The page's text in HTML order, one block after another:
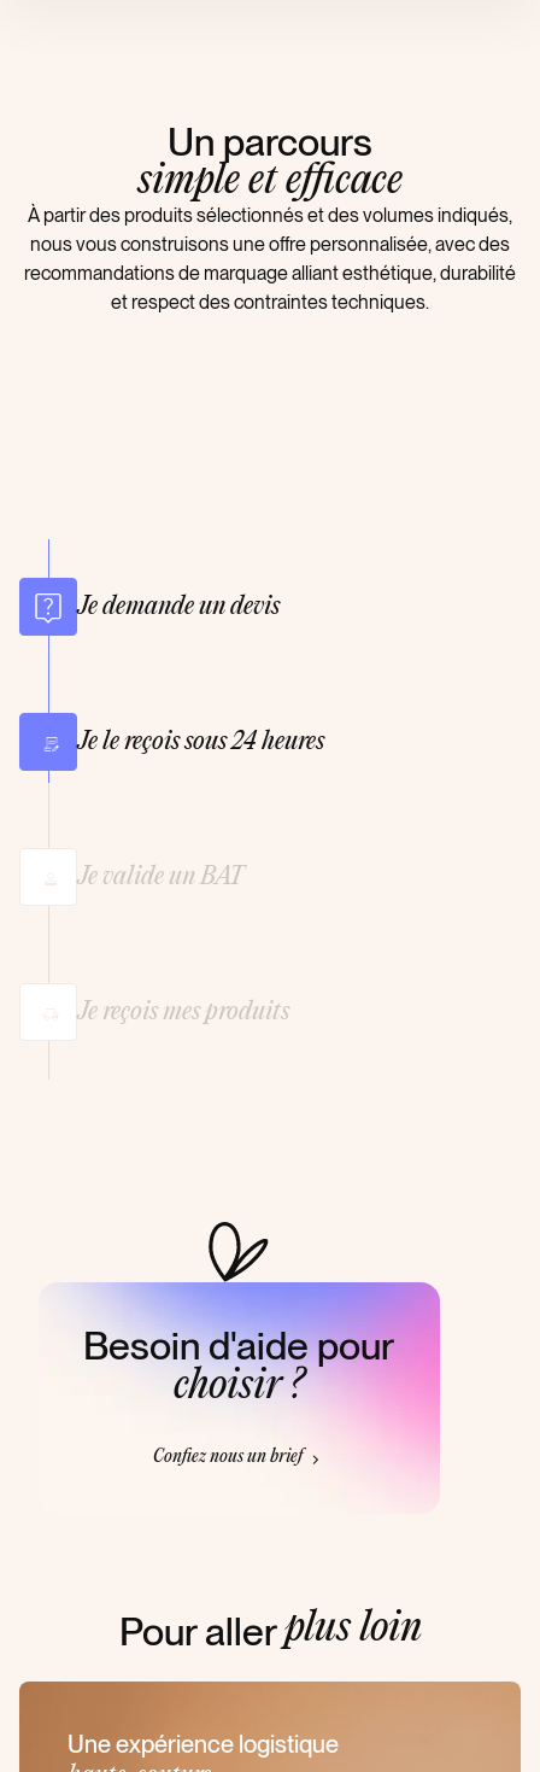
Un parcours
simple et efficace
À partir des produits sélectionnés et des volumes indiqués,
nous vous construisons une offre personnalisée, avec des
recommandations de marquage alliant esthétique, durabilité
et respect des contraintes techniques.
Je demande un devis
Je le reçois sous 24 heures
Je valide un BAT
Je reçois mes produits
Besoin d'aide pour
choisir ?
Confiez nous un brief
Pour allerplus loin
Une expérience logistique